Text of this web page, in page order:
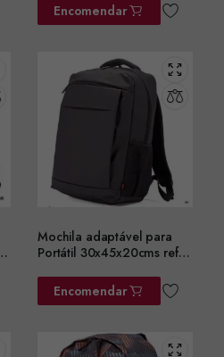
Encomendar
Mochila adaptável para
Portátil 30x45x20cms ref.
Encomendar